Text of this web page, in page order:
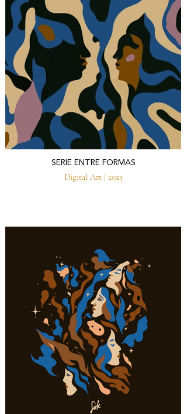
SERIE ENTRE FORMAS
Digital Art | 2025